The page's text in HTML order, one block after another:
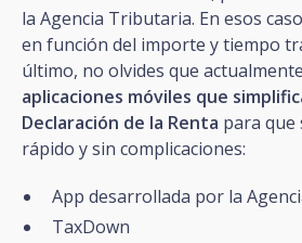
la Agencia Tributaria. En esos
en función del importe y tiempo
último, no olvides que
aplicaciones móviles que
Declaración de la Renta para que
rápido y sin complicaciones:
App desarrollada por la
TaxDown